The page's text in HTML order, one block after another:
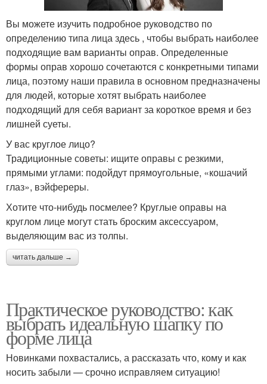
Вы можете изучить подробное руководство по
определению типа лица здесь , чтобы выбрать наиболее
подходящие вам варианты оправ. Определенные
формы оправ хорошо сочетаются с конкретными типами
лица, поэтому наши правила в основном предназначены
для людей, которые хотят выбрать наиболее
подходящий для себя вариант за короткое время и без
лишней суеты.
У вас круглое лицо?
Традиционные советы: ищите оправы с резкими,
прямыми углами: подойдут прямоугольные, «кошачий
глаз», вэйфереры.
Хотите что-нибудь посмелее? Круглые оправы на
круглом лице могут стать броским аксессуаром,
выделяющим вас из толпы.
читать дальше →
Практическое руководство: как
выбрать идеальную шапку по
форме лица
Новинками похвастались, а рассказать что, кому и как
носить забыли — срочно исправляем ситуацию!